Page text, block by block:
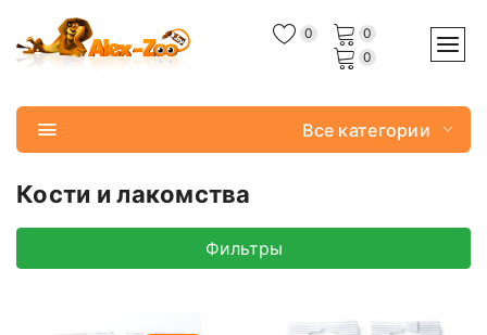
0
0
0
Все категории
Кости и лакомства
Фильтры